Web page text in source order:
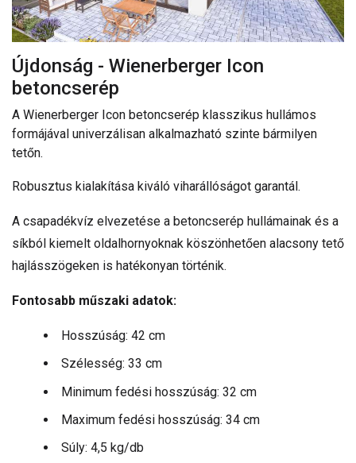
Újdonság - Wienerberger Icon
betoncserép
A Wienerberger Icon betoncserép klasszikus hullámos
formájával univerzálisan alkalmazható szinte bármilyen
tetőn.
Robusztus kialakítása kiváló viharállóságot garantál.
A csapadékvíz elvezetése a betoncserép hullámainak és a
síkból kiemelt oldalhornyoknak köszönhetően alacsony tető
hajlásszögeken is hatékonyan történik.
Fontosabb műszaki adatok:
Hosszúság: 42 cm
Szélesség: 33 cm
Minimum fedési hosszúság: 32 cm
Maximum fedési hosszúság: 34 cm
Súly: 4,5 kg/db